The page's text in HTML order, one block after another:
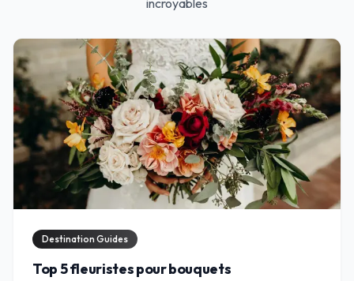
Destination Guides
Top 5 fleuristes pour bouquets